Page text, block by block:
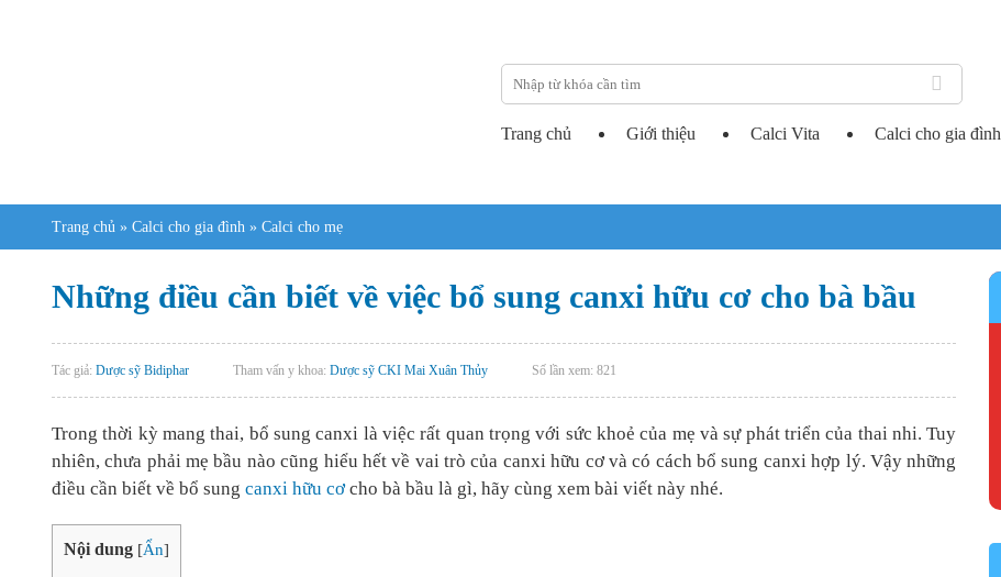
Trang chủ Giới thiệu Calci Vita Calci cho gia đình
Trang chủ » Calci cho gia đình » Calci cho mẹ
Những điều cần biết về việc bổ sung canxi hữu cơ cho bà bầu
Tác giả: Dược sỹ Bidiphar Tham vấn y khoa: Dược sỹ CKI Mai Xuân Thủy Số lần xem: 821
Trong thời kỳ mang thai, bổ sung canxi là việc rất quan trọng với sức khoẻ của mẹ và sự phát triển của thai nhi. Tuy
nhiên, chưa phải mẹ bầu nào cũng hiểu hết về vai trò của canxi hữu cơ và có cách bổ sung canxi hợp lý. Vậy những
điều cần biết về bổ sung canxi hữu cơcho bà bầu là gì, hãy cùng xem bài viết này nhé.
Nội dung [Ẩn]